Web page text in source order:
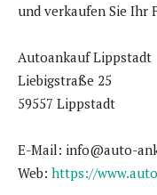
und verkaufen Sie Ihr
Autoankauf Lippstadt
Liebigstraße 25
59557 Lippstadt
E-Mail: info@auto-
Web: https://